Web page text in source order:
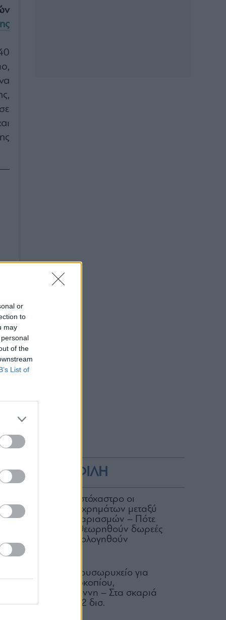
or
to
may
of the
List of
ΔΗΜΟΦΙΛΗ
ΑΑΔΕ: Στο στόχαστρο οι
μεταφορές χρημάτων μεταξύ
κοινών λογαριασμών – Πότε
μπορεί να θεωρηθούν δωρεές
και να φορολογηθούν
Μαρίνες: Χρυσωρυχείο για
Λάτση, Προκοπίου,
Βαρδινογιάννη – Στα σκαριά
επενδύσεις 2 δισ.